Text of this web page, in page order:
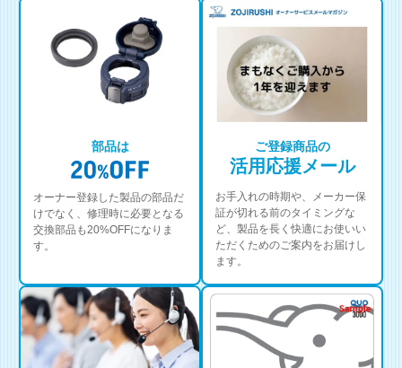
部品は
オーナー登録した製品の部品だ
けでなく、修理時に必要となる
交換部品も20%OFFになりま
す。
ご登録商品の
活用応援メール
お手入れの時期や、メーカー保
証が切れる前のタイミングな
ど、製品を長く快適にお使いい
ただくためのご案内をお届けし
ます。